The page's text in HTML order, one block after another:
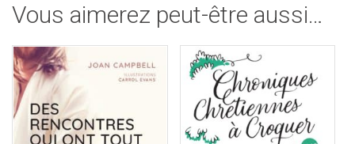
Vous aimerez peut-être aussi…